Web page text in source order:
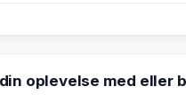
oplevelse med eller